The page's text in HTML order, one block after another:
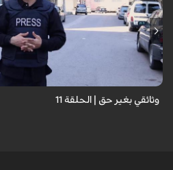
وثائقي بغير حق | الحلقة 11